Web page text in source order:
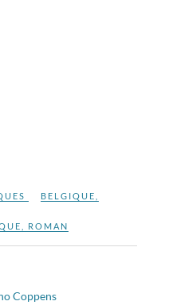
BELGIQUE
ROMAN
Coppens